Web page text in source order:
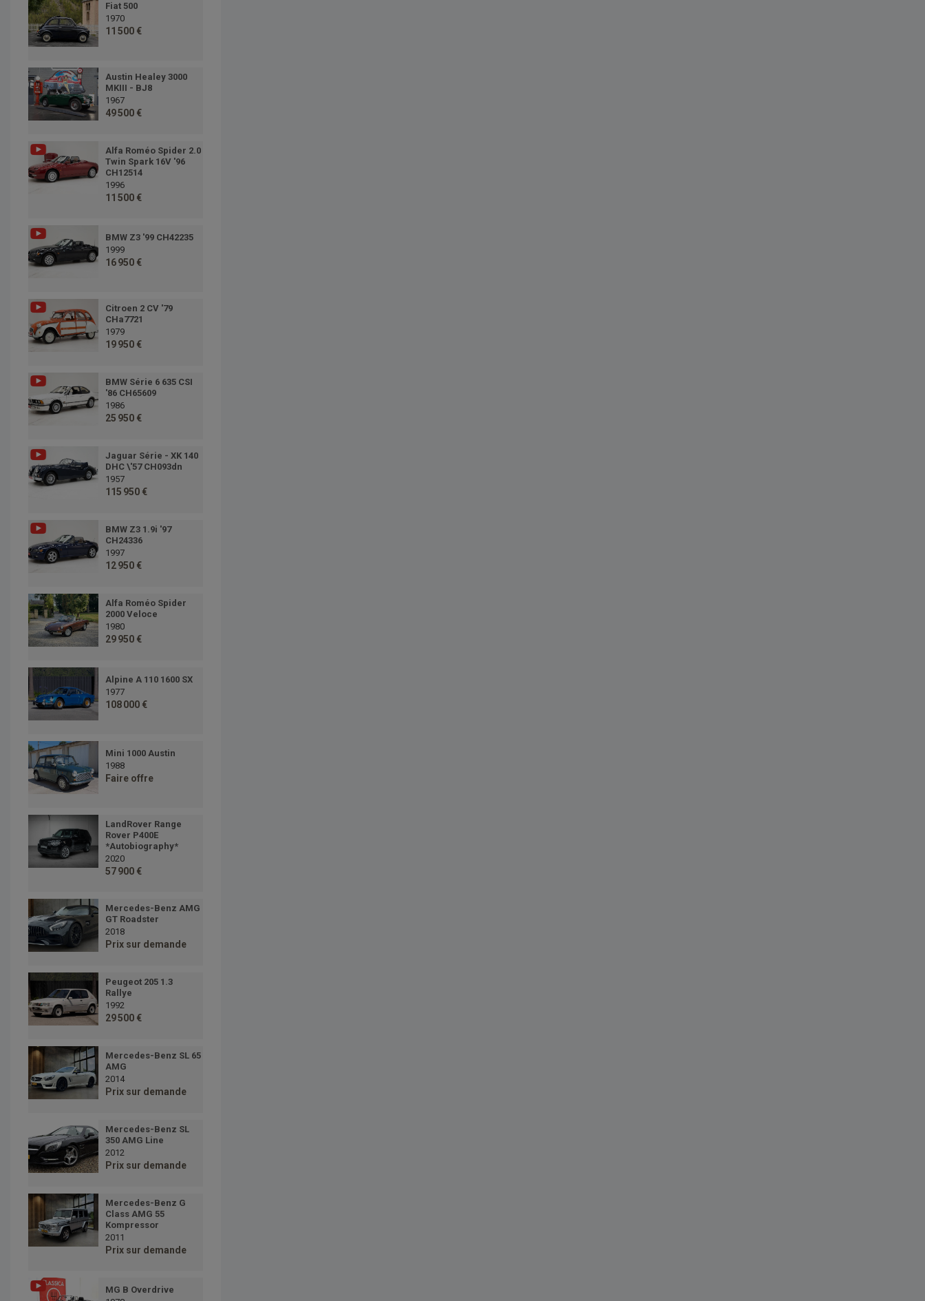
Fiat 500
1970
11 500 €
Austin Healey 3000
MKIII - BJ8
1967
49 500 €
Alfa Roméo Spider 2.0
Twin Spark 16V '96
CH12514
1996
11 500 €
BMW Z3 '99 CH42235
1999
16 950 €
Citroen 2 CV '79
CHa7721
1979
19 950 €
BMW Série 6 635 CSI
'86 CH65609
1986
25 950 €
Jaguar Série - XK 140
DHC \'57 CH093dn
1957
115 950 €
BMW Z3 1.9i '97
CH24336
1997
12 950 €
Alfa Roméo Spider
2000 Veloce
1980
29 950 €
Alpine A 110 1600 SX
1977
108 000 €
Mini 1000 Austin
1988
Faire offre
LandRover Range
Rover P400E
*Autobiography*
2020
57 900 €
Mercedes-Benz AMG
GT Roadster
2018
Prix sur demande
Peugeot 205 1.3
Rallye
1992
29 500 €
Mercedes-Benz SL 65
AMG
2014
Prix sur demande
Mercedes-Benz SL
350 AMG Line
2012
Prix sur demande
Mercedes-Benz G
Class AMG 55
Kompressor
2011
Prix sur demande
MG B Overdrive